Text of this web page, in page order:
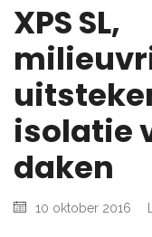
XPS SL,
isolatie
daken
10 oktober 2016